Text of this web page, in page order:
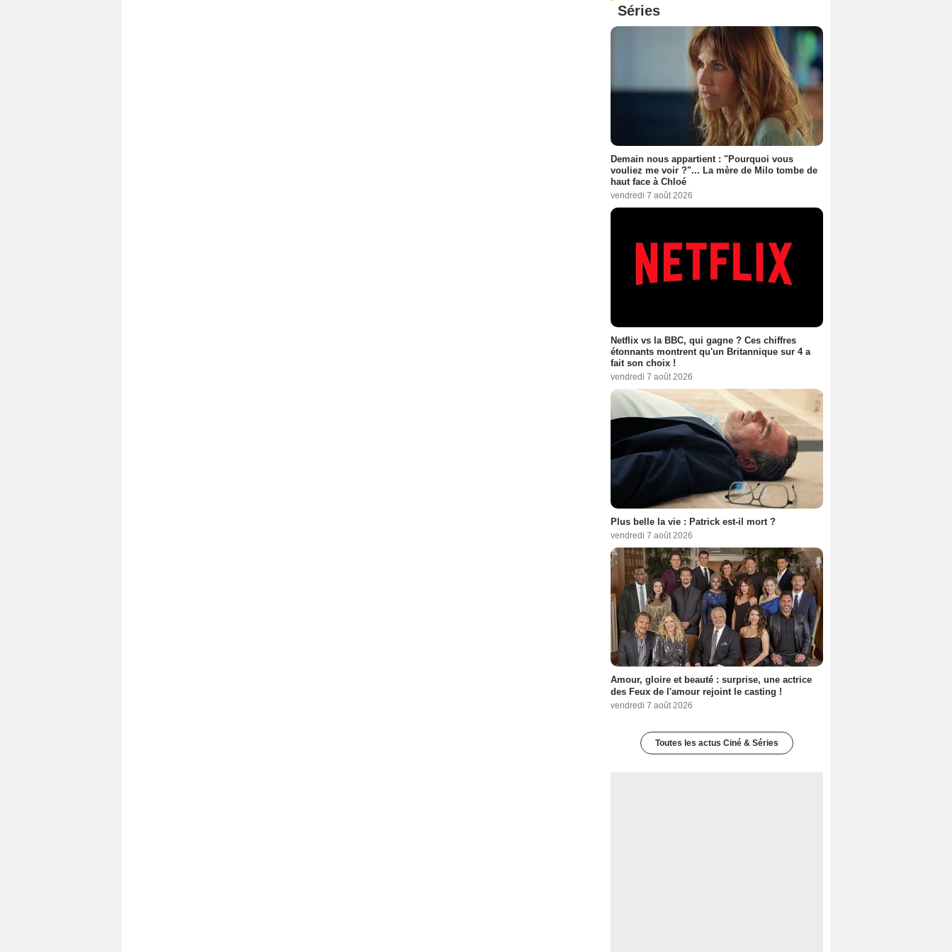
Séries
Demain nous appartient : "Pourquoi vous
vouliez me voir ?"... La mère de Milo tombe de
haut face à Chloé
vendredi 7 août 2026
Netflix vs la BBC, qui gagne ? Ces chiffres
étonnants montrent qu'un Britannique sur 4 a
fait son choix !
vendredi 7 août 2026
Plus belle la vie : Patrick est-il mort ?
vendredi 7 août 2026
Amour, gloire et beauté : surprise, une actrice
des Feux de l'amour rejoint le casting !
vendredi 7 août 2026
Toutes les actus Ciné & Séries